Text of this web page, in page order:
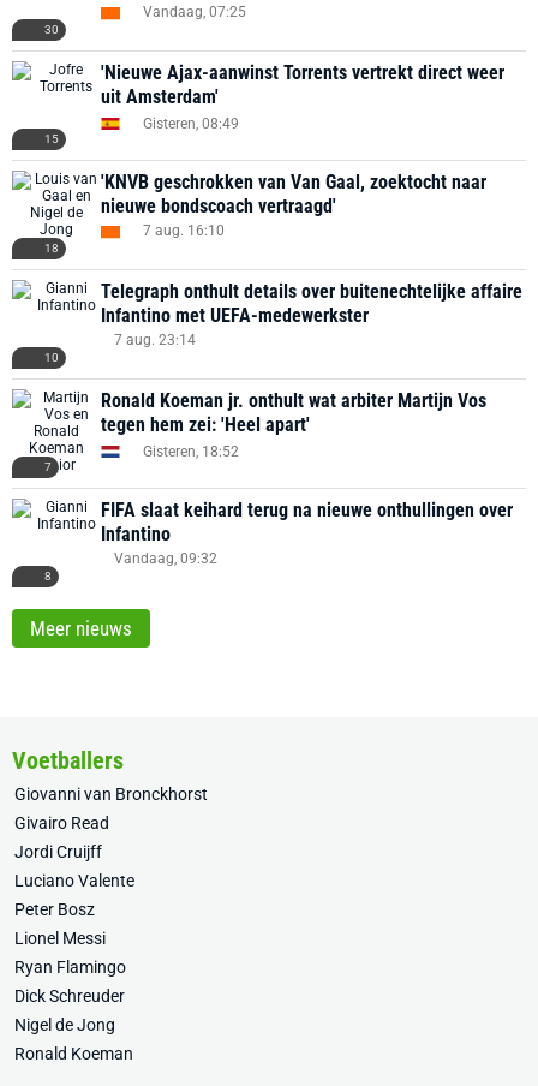
30
Vandaag, 07:25
15
'Nieuwe Ajax-aanwinst Torrents vertrekt direct weer
uit Amsterdam'
Gisteren, 08:49
18
'KNVB geschrokken van Van Gaal, zoektocht naar
nieuwe bondscoach vertraagd'
7 aug. 16:10
10
Telegraph onthult details over buitenechtelijke affaire
Infantino met UEFA-medewerkster
7 aug. 23:14
7
Ronald Koeman jr. onthult wat arbiter Martijn Vos
tegen hem zei: 'Heel apart'
Gisteren, 18:52
8
FIFA slaat keihard terug na nieuwe onthullingen over
Infantino
Vandaag, 09:32
Meer nieuws
Voetballers
Giovanni van Bronckhorst
Givairo Read
Jordi Cruijff
Luciano Valente
Peter Bosz
Lionel Messi
Ryan Flamingo
Dick Schreuder
Nigel de Jong
Ronald Koeman